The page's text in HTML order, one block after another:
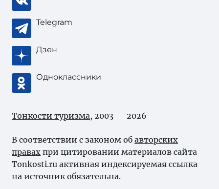
Telegram
Дзен
Одноклассники
Тонкости туризма, 2003 — 2026
В соответствии с законом об авторских
правах при цитировании материалов сайта
Tonkosti.ru активная индексируемая ссылка
на источник обязательна.